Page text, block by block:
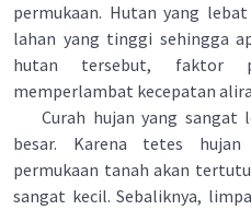
permukaan. Hutan yang
lahan yang tinggi sehingga
hutan tersebut, faktor
memperlambat kecepatan
Curah hujan yang sangat
besar. Karena tetes
permukaan tanah akan
sangat kecil. Sebaliknya,